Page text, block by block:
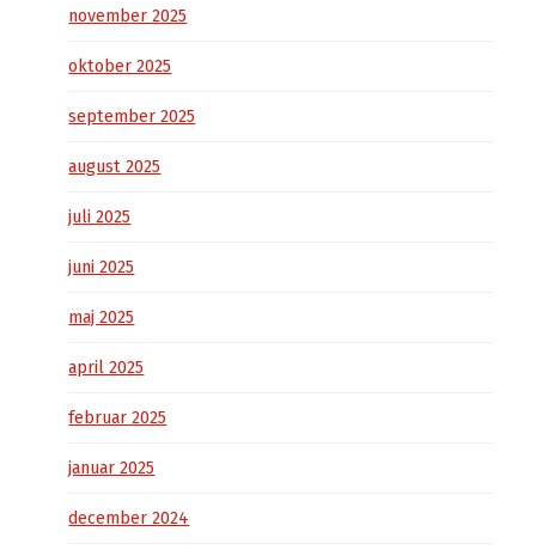
november 2025
oktober 2025
september 2025
august 2025
juli 2025
juni 2025
maj 2025
april 2025
februar 2025
januar 2025
december 2024